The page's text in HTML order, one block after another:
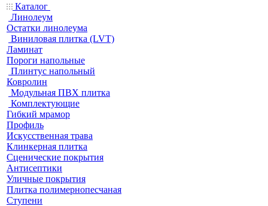
Каталог
Линолеум
Остатки линолеума
Виниловая плитка (LVT)
Ламинат
Пороги напольные
Плинтус напольный
Ковролин
Модульная ПВХ плитка
Комплектующие
Гибкий мрамор
Профиль
Искусственная трава
Клинкерная плитка
Сценические покрытия
Антисептики
Уличные покрытия
Плитка полимернопесчаная
Ступени